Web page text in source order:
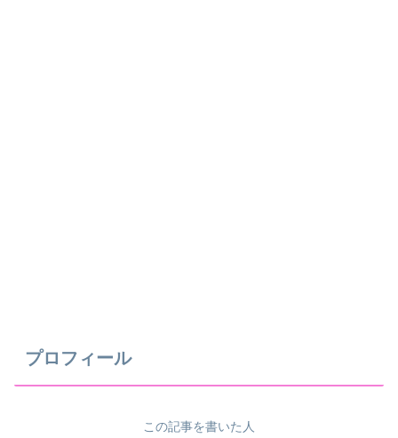
プロフィール
この記事を書いた人